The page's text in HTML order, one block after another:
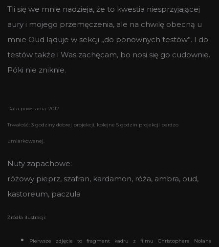
Tli się we mnie nadzieja, że to kwestia niesprzyjającej
aury i mojego przemęczenia, ale na chwilę obecną u
mnie Oud ląduje w sekcji „do ponownych testów”. I do
testów także i Was zachęcam, bo nosi się go cudownie.
Póki nie zniknie.
Data powstania: 2012
Trwałość: 3 godziny dobrej projekcji, kolejne 5 godzin projekcji bardzo
umiarkowanej.
Nuty zapachowe:
różowy pieprz, szafran, kardamon, róża, ambra, oud,
kastoreum, paczula
Źródła ilustracji:
Pierwsze zdjęcie to fragment kadru z filmu Christophera Nolana